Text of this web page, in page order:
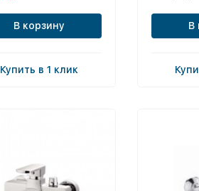
В корзину
Купить в 1 клик
В